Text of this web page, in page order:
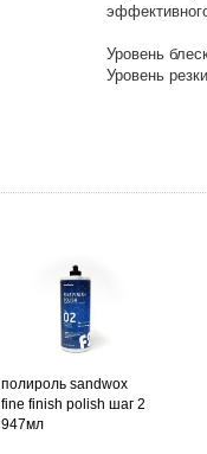
Уровень
Уровень
полироль sandwox
fine finish polish шаг 2
947мл